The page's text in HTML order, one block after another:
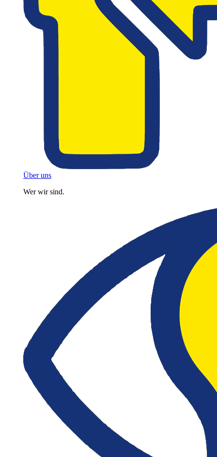
Über uns
Wer wir sind.